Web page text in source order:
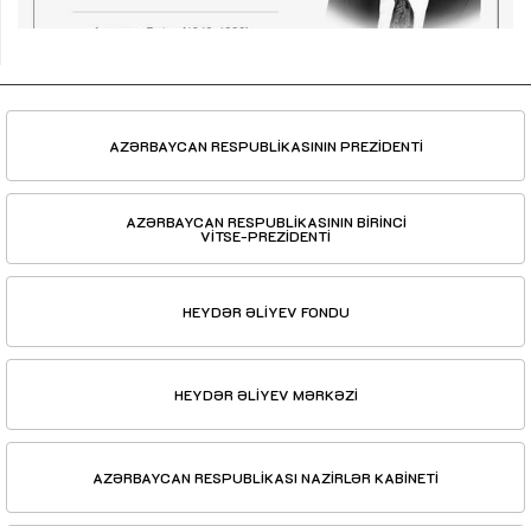
AZƏRBAYCAN RESPUBLİKASININ PREZİDENTİ
AZƏRBAYCAN RESPUBLİKASININ BİRİNCİ
VİTSE-PREZİDENTİ
HEYDƏR ƏLİYEV FONDU
HEYDƏR ƏLİYEV MƏRKƏZİ
AZƏRBAYCAN RESPUBLİKASI NAZİRLƏR KABİNETİ